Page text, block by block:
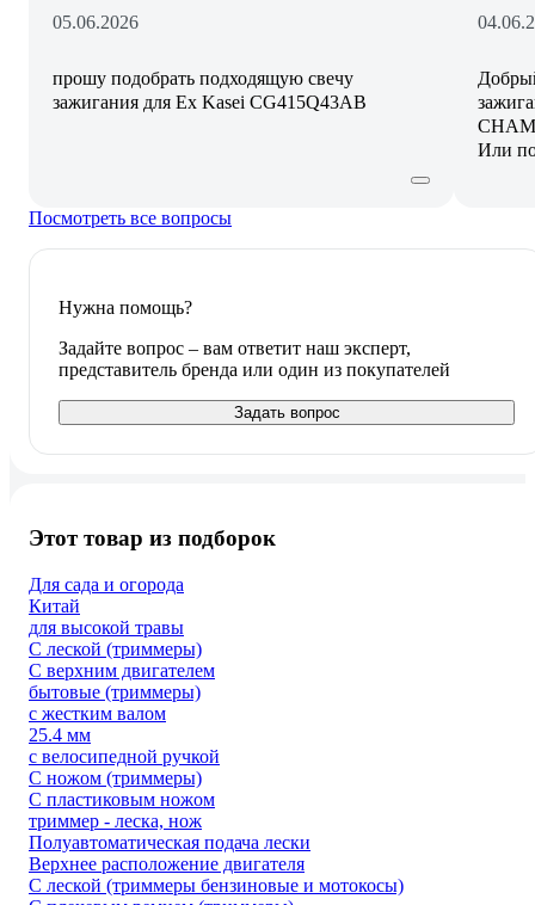
05.06.2026
прошу подобрать подходящую свечу
зажигания для Ex Kasei CG415Q43AB
Или
Посмотреть все вопросы
Нужна помощь?
Задайте вопрос – вам ответит наш эксперт,
представитель бренда или один из покупателей
Задать вопрос
Этот товар из подборок
Для сада и огорода
Китай
для высокой травы
С леской (триммеры)
С верхним двигателем
бытовые (триммеры)
с жестким валом
25.4 мм
с велосипедной ручкой
С ножом (триммеры)
С пластиковым ножом
триммер - леска, нож
Полуавтоматическая подача лески
Верхнее расположение двигателя
С леской (триммеры бензиновые и мотокосы)